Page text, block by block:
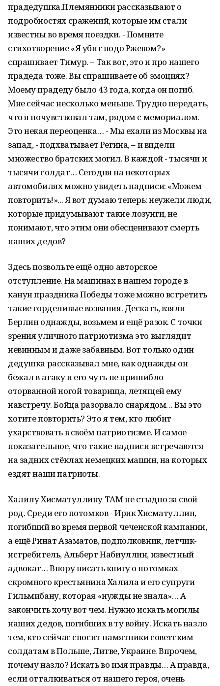
прадедушка.Племянники рассказывают о
подробностях сражений, которые им стали
известны во время поездки. - Помните
стихотворение «Я убит подо Ржевом?» -
спрашивает Тимур. – Так вот, это и про нашего
прадеда тоже. Вы спрашиваете об эмоциях?
Моему прадеду было 43 года, когда он погиб.
Мне сейчас несколько меньше. Трудно передать,
что я почувствовал там, рядом с мемориалом.
Это некая переоценка… - Мы ехали из Москвы на
запад, - подхватывает Регина, – и видели
множество братских могил. В каждой - тысячи и
тысячи солдат… Сегодня на некоторых
автомобилях можно увидеть надписи: «Можем
повторить!»... Я вот думаю теперь: неужели люди,
которые придумывают такие лозунги, не
понимают, что этим они обесценивают смерть
наших дедов?
Здесь позвольте ещё одно авторское
отступление. На машинах в нашем городе в
канун праздника Победы тоже можно встретить
такие горделивые возвания. Дескать, взяли
Берлин однажды, возьмем и ещё разок. С точки
зрения уличного патриотизма это выглядит
невинным и даже забавным. Вот только один
дедушка рассказывал мне, как однажды он
бежал в атаку и его чуть не пришибло
оторванной ногой товарища, летящей ему
навстречу. Бойца разорвало снарядом… Вы это
хотите повторить? Это я тем, кто любит
ухарствовать в своём патриотизме. И самое
показательное, что такие надписи встречаются
на задних стёклах немецких машин, на которых
ездят наши патриоты.
Халилу Хисматуллину ТАМ не стыдно за свой
род. Среди его потомков - Ирик Хисматуллин,
погибший во время первой чеченской кампании,
а ещё Ринат Азаматов, подполковник, летчик-
истребитель, Альберт Набиуллин, известный
адвокат… Впору писать книгу о потомках
скромного крестьянина Халила и его супруги
Гильмибану, которая «нужды не знала»… А
закончить хочу вот чем. Нужно искать могилы
наших дедов, погибших в ту войну. Искать назло
тем, кто сейчас сносит памятники советским
солдатам в Польше, Литве, Украине. Впрочем,
почему назло? Искать во имя правды… А правда,
если отталкиваться от нашего героя, очень